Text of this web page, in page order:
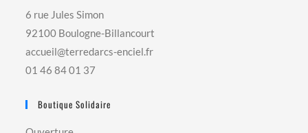
6 rue Jules Simon
92100 Boulogne-Billancourt
accueil@terredarcs-enciel.fr
01 46 84 01 37
Boutique Solidaire